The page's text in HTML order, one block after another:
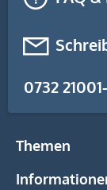
0732
Themen